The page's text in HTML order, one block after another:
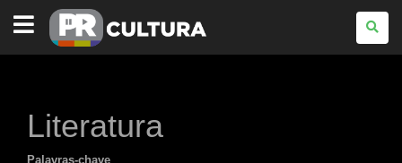
PARANÁ
CULTURA
Literatura
Palavras-chave